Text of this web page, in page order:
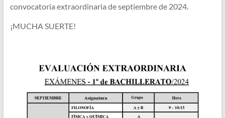
convocatoria extraordinaria de septiembre de 2024.
¡MUCHA SUERTE!